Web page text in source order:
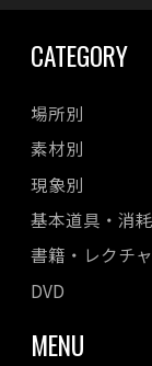
CATEGORY
場所別
素材別
現象別
基本道具・消
書籍・レクチ
DVD
MENU